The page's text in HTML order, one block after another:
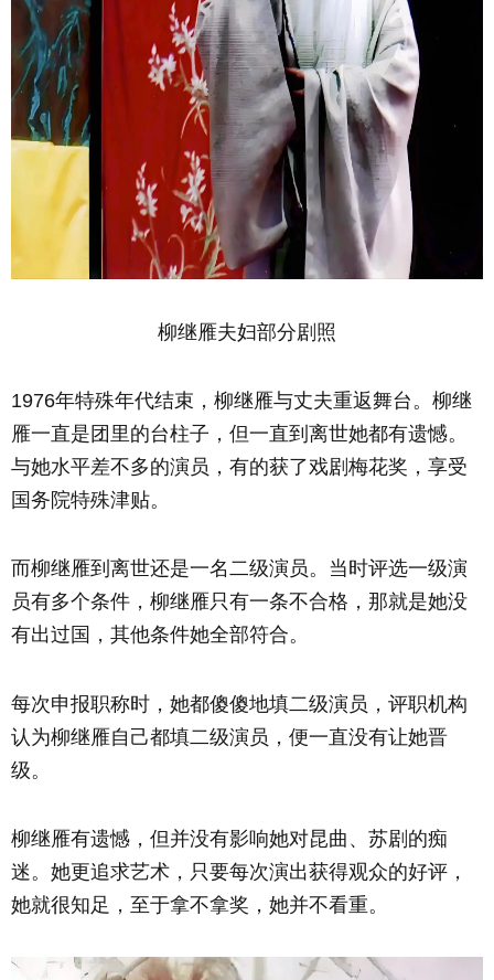
柳继雁夫妇部分剧照
1976年特殊年代结束，柳继雁与丈夫重返舞台。柳继
雁一直是团里的台柱子，但一直到离世她都有遗憾。
与她水平差不多的演员，有的获了戏剧梅花奖，享受
国务院特殊津贴。
而柳继雁到离世还是一名二级演员。当时评选一级演
员有多个条件，柳继雁只有一条不合格，那就是她没
有出过国，其他条件她全部符合。
每次申报职称时，她都傻傻地填二级演员，评职机构
认为柳继雁自己都填二级演员，便一直没有让她晋
级。
柳继雁有遗憾，但并没有影响她对昆曲、苏剧的痴
迷。她更追求艺术，只要每次演出获得观众的好评，
她就很知足，至于拿不拿奖，她并不看重。